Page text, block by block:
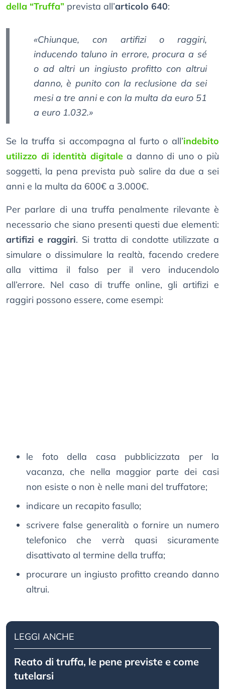
della “Truffa” prevista all’articolo 640:
«Chiunque, con artifizi o raggiri,
inducendo taluno in errore, procura a sé
o ad altri un ingiusto profitto con altrui
danno, è punito con la reclusione da sei
mesi a tre anni e con la multa da euro 51
a euro 1.032.»
Se la truffa si accompagna al furto o all’indebito
utilizzo di identità digitalea danno di uno o più
soggetti, la pena prevista può salire da due a sei
anni e la multa da 600€ a 3.000€.
Per parlare di una truffa penalmente rilevante è
necessario che siano presenti questi due elementi:
artifizi e raggiri. Si tratta di condotte utilizzate a
simulare o dissimulare la realtà, facendo credere
alla vittima il falso per il vero inducendolo
all’errore. Nel caso di truffe online, gli artifizi e
raggiri possono essere, come esempi:
le foto della casa pubblicizzata per la
vacanza, che nella maggior parte dei casi
non esiste o non è nelle mani del truffatore;
indicare un recapito fasullo;
scrivere false generalità o fornire un numero
telefonico che verrà quasi sicuramente
disattivato al termine della truffa;
procurare un ingiusto profitto creando danno
altrui.
LEGGI ANCHE
Reato di truffa, le pene previste e come
tutelarsi